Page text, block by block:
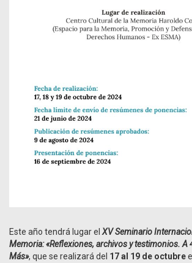
Este año tendrá lugar elXV Seminario
Memoria: «Reflexiones, archivos y testimonios. A
Más», que se realizará del 17 al 19 de octubre